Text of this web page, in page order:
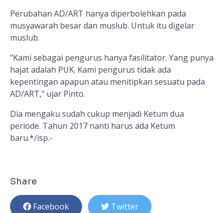
Perubahan AD/ART hanya diperbolehkan pada
musyawarah besar dan muslub. Untuk itu digelar
muslub.
"Kami sebagai pengurus hanya fasilitator. Yang punya
hajat adalah PUK. Kami pengurus tidak ada
kepentingan apapun atau menitipkan sesuatu pada
AD/ART," ujar Pinto.
Dia mengaku sudah cukup menjadi Ketum dua
periode. Tahun 2017 nanti harus ada Ketum
baru.*/isp.-
Share
Facebook Twitter